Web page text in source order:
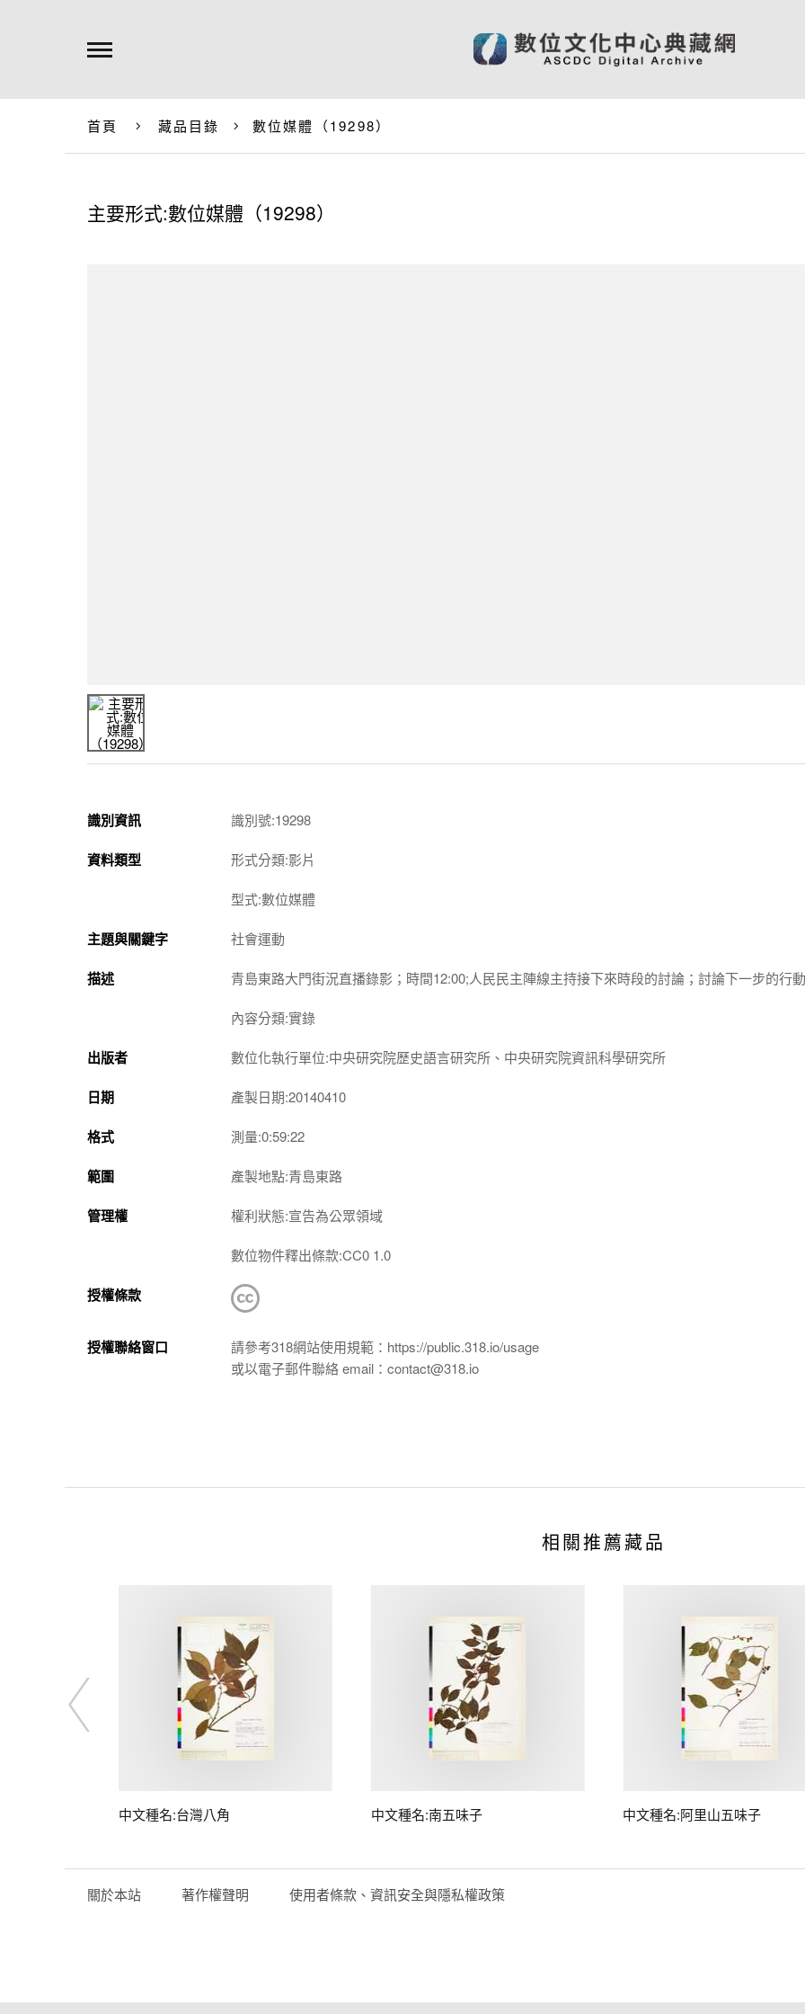
首頁 藏品目錄 數位媒體（19298）
主要形式:數位媒體（19298）
識別資訊 識別號:19298
資料類型 形式分類:影片
型式:數位媒體
主題與關鍵字 社會運動
描述 青島東路大門街況直播錄影；時間12:00;人民民主陣線主持接下來時段的討論；討論下一步的行
內容分類:實錄
出版者 數位化執行單位:中央研究院歷史語言研究所、中央研究院資訊科學研究所
日期 產製日期:20140410
格式 測量:0:59:22
範圍 產製地點:青島東路
管理權 權利狀態:宣告為公眾領域
數位物件釋出條款:CC0 1.0
授權條款
授權聯絡窗口
請參考318網站使用規範：https://public.318.io/usage
或以電子郵件聯絡 email：contact@318.io
相關推薦藏品
中文種名:台灣八角 中文種名:南五味子 中文種名:阿里山五味子
關於本站 著作權聲明 使用者條款、資訊安全與隱私權政策